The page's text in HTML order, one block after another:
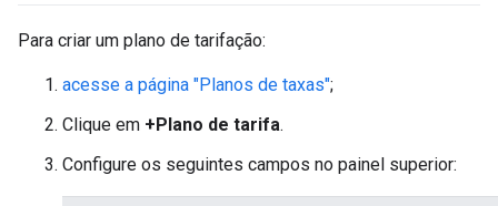
Para criar um plano de tarifação:
acesse a página "Planos de taxas";
Clique em +Plano de tarifa.
Configure os seguintes campos no painel superior: